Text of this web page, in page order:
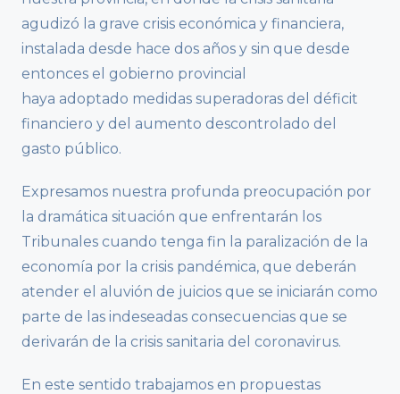
agudizó la grave crisis económica y financiera,
instalada desde hace dos años y sin que desde
entonces el gobierno provincial
haya adoptado medidas superadoras del déficit
financiero y del aumento descontrolado del
gasto público.
Expresamos nuestra profunda preocupación por
la dramática situación que enfrentarán los
Tribunales cuando tenga fin la paralización de la
economía por la crisis pandémica, que deberán
atender el aluvión de juicios que se iniciarán como
parte de las indeseadas consecuencias que se
derivarán de la crisis sanitaria del coronavirus.
En este sentido trabajamos en propuestas